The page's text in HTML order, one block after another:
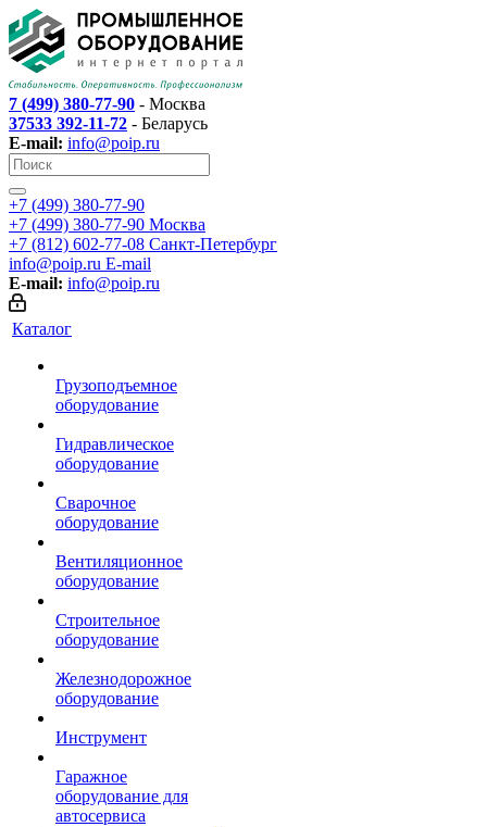
7 (499) 380-77-90 - Москва
37533 392-11-72 - Беларусь
E-mail: info@poip.ru
+7 (499) 380-77-90
+7 (499) 380-77-90 Москва
+7 (812) 602-77-08 Санкт-Петербург
info@poip.ru E-mail
E-mail: info@poip.ru
Каталог
Грузоподъемное
оборудование
Гидравлическое
оборудование
Сварочное
оборудование
Вентиляционное
оборудование
Строительное
оборудование
Железнодорожное
оборудование
Инструмент
Гаражное
оборудование для
автосервиса